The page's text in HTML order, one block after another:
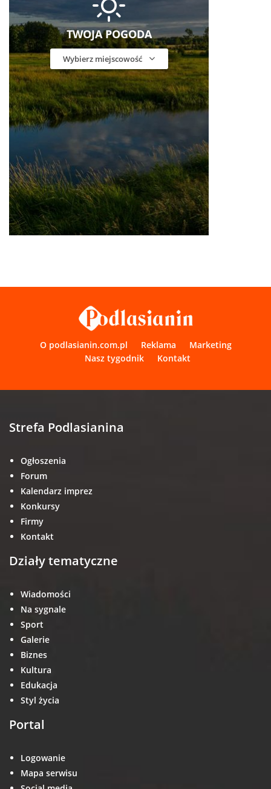
TWOJA POGODA
Wybierz miejscowość
O podlasianin.com.pl Reklama
Marketing
Nasz tygodnik
Kontakt
Strefa Podlasianina
Ogłoszenia
Forum
Kalendarz imprez
Konkursy
Firmy
Kontakt
Działy tematyczne
Wiadomości
Na sygnale
Sport
Galerie
Biznes
Kultura
Edukacja
Styl życia
Portal
Logowanie
Mapa serwisu